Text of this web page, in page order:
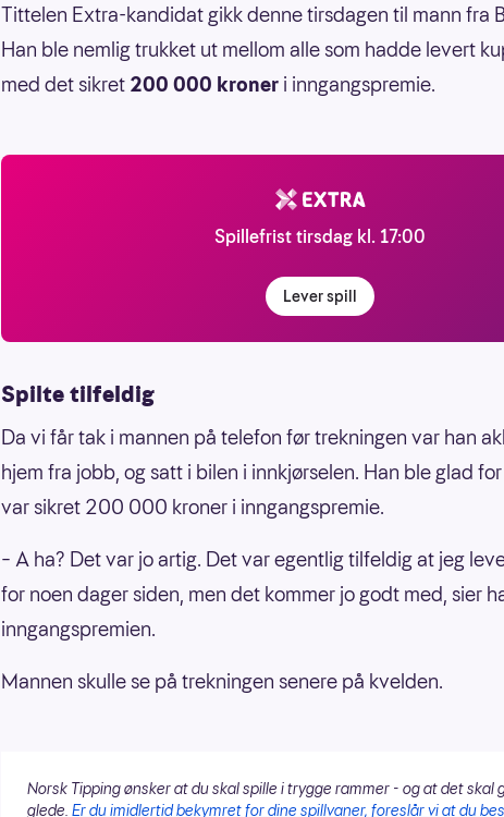
Tittelen Extra-kandidat gikk denne tirsdagen til mann fra
Han ble nemlig trukket ut mellom alle som hadde levert
med det sikret 200 000 kroner i inngangspremie.
Spillefrist tirsdag kl. 17:00
Lever spill
Spilte tilfeldig
Da vi får tak i mannen på telefon før trekningen var han
hjem fra jobb, og satt i bilen i innkjørselen. Han ble glad
var sikret 200 000 kroner i inngangspremie.
– A ha? Det var jo artig. Det var egentlig tilfeldig at jeg
for noen dager siden, men det kommer jo godt med, sier
inngangspremien.
Mannen skulle se på trekningen senere på kvelden.
Norsk Tipping ønsker at du skal spille i trygge rammer - og at det skal
glede. Er du imidlertid bekymret for dine spillvaner, foreslår vi at du